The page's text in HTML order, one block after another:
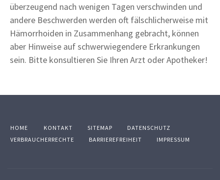
überzeugend nach wenigen Tagen verschwinden und
andere Beschwerden werden oft fälschlicherweise mit
Hämorrhoiden in Zusammenhang gebracht, können
aber Hinweise auf schwerwiegendere Erkrankungen
sein. Bitte konsultieren Sie Ihren Arzt oder Apotheker!
HOME KONTAKT SITEMAP
DATENSCHUTZ
VERBRAUCHERRECHTE
BARRIEREFREIHEIT IMPRESSUM